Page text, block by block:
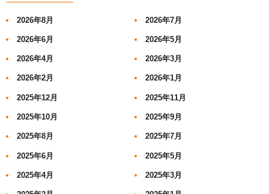
2026年8月 2026年7月
2026年6月 2026年5月
2026年4月 2026年3月
2026年2月 2026年1月
2025年12月 2025年11月
2025年10月 2025年9月
2025年8月 2025年7月
2025年6月 2025年5月
2025年4月 2025年3月